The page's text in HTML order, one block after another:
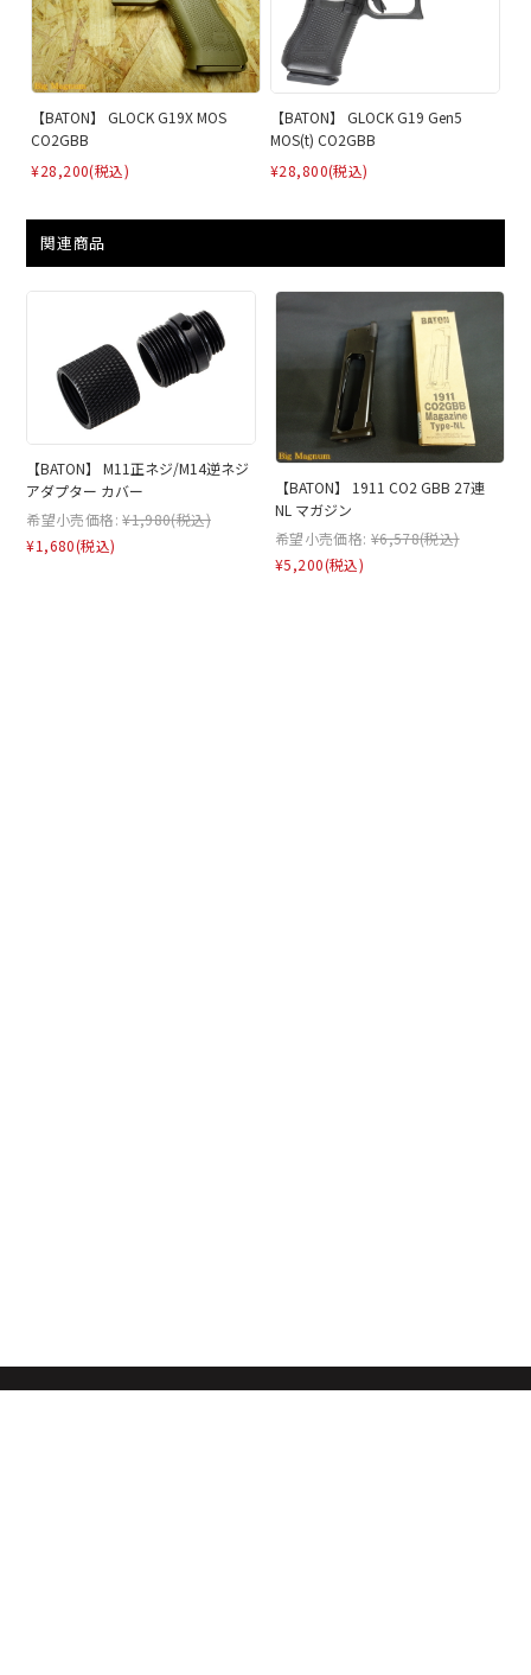
【BATON】 GLOCK G19X MOS
CO2GBB
¥28,200(税込)
【BATON】 GLOCK G19 Gen5
MOS(t) CO2GBB
¥28,800(税込)
関連商品
【BATON】 M11正ネジ/M14逆ネジ
アダプター カバー
希望小売価格: ¥1,980(税込)
¥1,680(税込)
【BATON】 1911 CO2 GBB 27連
NL マガジン
希望小売価格: ¥6,578(税込)
¥5,200(税込)